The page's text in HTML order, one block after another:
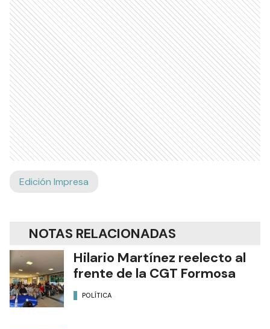
Edición Impresa
NOTAS RELACIONADAS
Hilario Martínez reelecto al
frente de la CGT Formosa
POLÍTICA